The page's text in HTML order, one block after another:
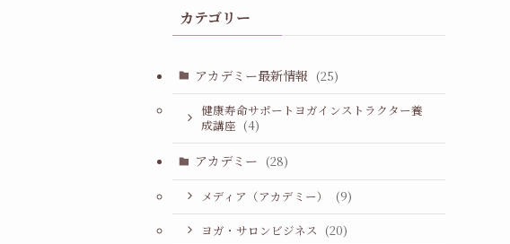
カテゴリー
アカデミー最新情報 (25)
健康寿命サポートヨガインストラクター養
成講座 (4)
アカデミー (28)
メディア（アカデミー）
(9)
ヨガ・サロンビジネス (20)